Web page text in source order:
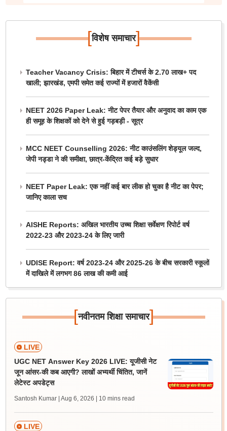
[विशेष समाचार]
Teacher Vacancy Crisis: बिहार में टीचर्स के 2.70 लाख+ पद
खाली; झारखंड, एमपी समेत कई राज्यों में हजारों वैकेंसी
NEET 2026 Paper Leak: नीट पेपर तैयार और अनुवाद का काम एक
ही समूह के शिक्षकों को देने से हुई गड़बड़ी - सूत्र
MCC NEET Counselling 2026: नीट काउंसलिंग शेड्यूल जल्द,
जेपी नड्डा ने की समीक्षा, छात्र-केंद्रित कई बड़े सुधार
NEET Paper Leak: एक नहीं कई बार लीक हो चुका है नीट का पेपर;
जानिए काला सच
AISHE Reports: अखिल भारतीय उच्च शिक्षा सर्वेक्षण रिपोर्ट वर्ष
2022-23 और 2023-24 के लिए जारी
UDISE Report: वर्ष 2023-24 और 2025-26 के बीच सरकारी स्कूलों
में दाखिले में लगभग 86 लाख की कमी आई
[नवीनतम शिक्षा समाचार]
LIVE
UGC NET Answer Key 2026 LIVE: यूजीसी नेट
जून आंसर-की कब आएगी? लाखों अभ्यर्थी चिंतित, जानें
लेटेस्ट अपडेट्स
Santosh Kumar | Aug 6, 2026 | 10 mins read
LIVE